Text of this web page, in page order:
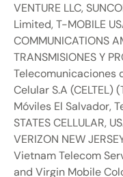
VENTURE LLC,
Limited, T-MOBILE
COMMUNICATIONS
TRANSMISIONES Y
Telecomunicaciones
Celular S.A
Móviles El Salvador,
STATES CELLULAR,
VERIZON NEW
Vietnam Telecom
and Virgin Mobile